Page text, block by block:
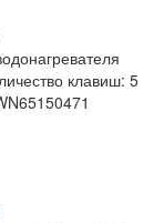
клавиш: 5